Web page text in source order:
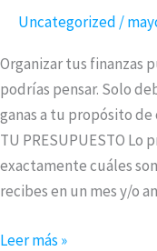
Uncategorized /
Organizar tus finanzas
podrías pensar. Solo
ganas a tu propósito
TU PRESUPUESTO
exactamente cuáles
recibes en un mes y/o
para
lograr
tus
metas
Leer más »